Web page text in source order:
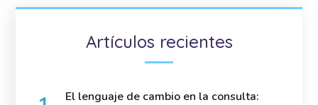
Artículos recientes
El lenguaje de cambio en la consulta: